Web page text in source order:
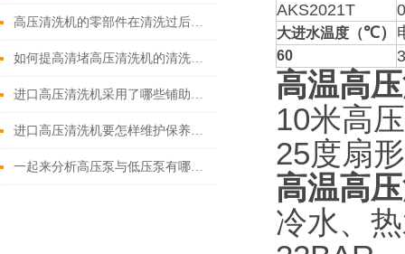
高压清洗机的零部件在清洗过后还需要注意什么
如何提高清堵高压清洗机的清洗效果？
进口高压清洗机采用了哪些铺助系统
进口高压清洗机要怎样维护保养才算合理呢
一起来分析高压泵与低压泵有哪些不同表现
AKS2021T
大进水温度（℃）
60
高温高
10米高
25度扇
高温高
冷水、